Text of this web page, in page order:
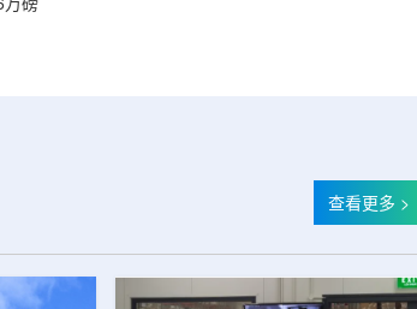
万磅
查看更多 >